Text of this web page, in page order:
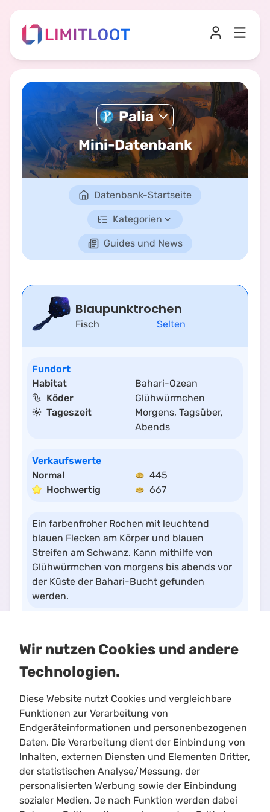
Palia
Mini-Datenbank
Datenbank-Startseite
Kategorien
Guides und News
Blaupunktrochen
Fisch Selten
Fundort
Habitat
Bahari-Ozean
Köder
Glühwürmchen
Tageszeit
Morgens, Tagsüber,
Abends
Verkaufswerte
Normal
445
Hochwertig
667
Ein farbenfroher Rochen mit leuchtend
blauen Flecken am Körper und blauen
Streifen am Schwanz. Kann mithilfe von
Glühwürmchen von morgens bis abends vor
der Küste der Bahari-Bucht gefunden
werden.
Limitloot
Roadmap
Kontakt
Kooperationen
Wir nutzen Cookies und andere
Technologien.
Diese Website nutzt Cookies und vergleichbare
Funktionen zur Verarbeitung von
Endgeräteinformationen und personenbezogenen
Daten. Die Verarbeitung dient der Einbindung von
Inhalten, externen Diensten und Elementen Dritter,
der statistischen Analyse/Messung, der
personalisierten Werbung sowie der Einbindung
sozialer Medien. Je nach Funktion werden dabei